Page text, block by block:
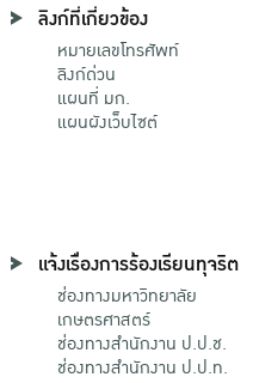
ลิงก์ที่เกี่ยวข้อง
หมายเลขโทรศัพท์
ลิงก์ด่วน
แผนที่ มก.
แผนผังเว็บไซต์
แจ้งเรื่องการร้องเรียนทุจริต
ช่องทางมหาวิทยาลัย
เกษตรศาสตร์
ช่องทางสำนักงาน ป.ป.ช.
ช่องทางสำนักงาน ป.ป.ท.